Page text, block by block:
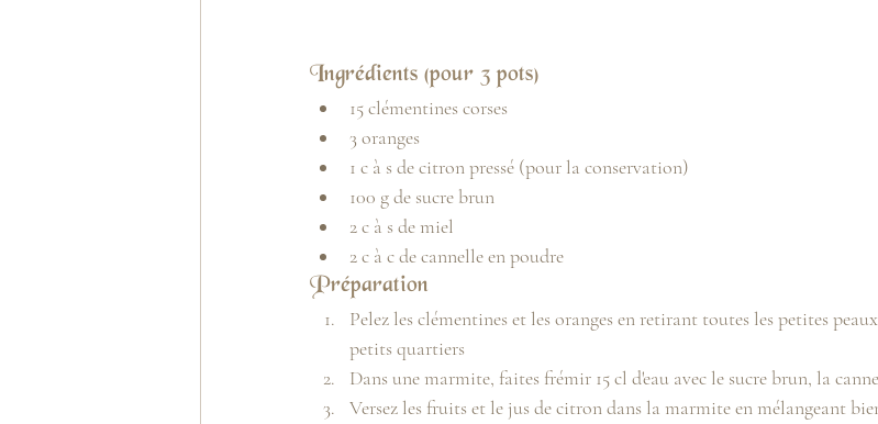
Ingrédients (pour 3 pots)
15 clémentines corses
3 oranges
1 c à s de citron pressé (pour la conservation)
100 g de sucre brun
2 c à s de miel
2 c à c de cannelle en poudre
Préparation
Pelez les clémentines et les oranges en retirant toutes les petites
petits quartiers
Dans une marmite, faites frémir 15 cl d'eau avec le sucre brun, la
Versez les fruits et le jus de citron dans la marmite en mélangeant